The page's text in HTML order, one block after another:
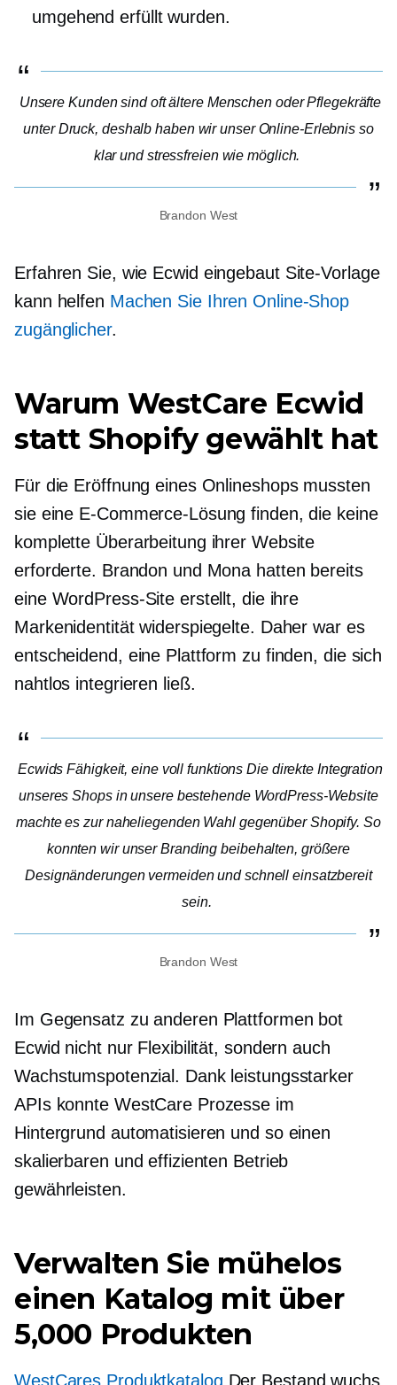
umgehend erfüllt wurden.
Unsere Kunden sind oft ältere Menschen oder Pflegekräfte
unter Druck, deshalb haben wir unser Online-Erlebnis so
klar undstressfreienwie möglich.
Brandon West
Erfahren Sie, wie Ecwid eingebautSite-Vorlage
kann helfen Machen Sie Ihren Online-Shop
zugänglicher.
Warum WestCare Ecwid
statt Shopify gewählt hat
Für die Eröffnung eines Onlineshops mussten
sie eine E-Commerce-Lösung finden, die keine
komplette Überarbeitung ihrer Website
erforderte. Brandon und Mona hatten bereits
eine WordPress-Site erstellt, die ihre
Markenidentität widerspiegelte. Daher war es
entscheidend, eine Plattform zu finden, die sich
nahtlos integrieren ließ.
Ecwids Fähigkeit, eine voll funktions Die direkte Integration
unseres Shops in unsere bestehende WordPress-Website
machte es zur naheliegenden Wahl gegenüber Shopify. So
konnten wir unser Branding beibehalten, größere
Designänderungen vermeiden und schnell einsatzbereit
sein.
Brandon West
Im Gegensatz zu anderen Plattformen bot
Ecwid nicht nur Flexibilität, sondern auch
Wachstumspotenzial. Dank leistungsstarker
APIs konnte WestCare Prozesse im
Hintergrund automatisieren und so einen
skalierbaren und effizienten Betrieb
gewährleisten.
Verwalten Sie mühelos
einen Katalog mit über
5,000 Produkten
WestCares Produktkatalog Der Bestand wuchs